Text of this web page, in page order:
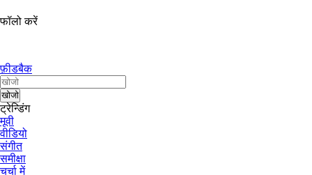
फॉलो करें
फ़ीडबैक
ट्रेन्डिंग
मूवी
वीडियो
संगीत
समीक्षा
चर्चा में